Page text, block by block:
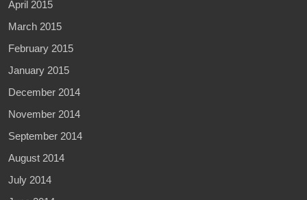
April 2015
March 2015
February 2015
January 2015
December 2014
November 2014
September 2014
August 2014
July 2014